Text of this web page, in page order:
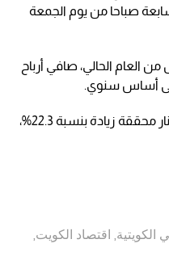
صباحا من يوم الجمعة
العام الحالي، صافي أرباح
فيما بلغت الإيرادات 132.1 مليون دينار محققة زيادة بنسبة 22.3%،
الكويتية, اقتصاد الكويت,